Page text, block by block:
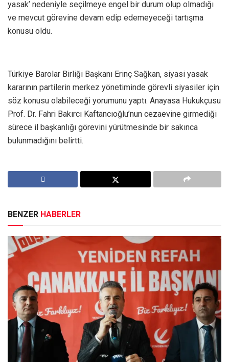
yasak’ nedeniyle seçilmeye engel bir durum olup olmadığı
ve mevcut görevine devam edip edemeyeceği tartışma
konusu oldu.
Türkiye Barolar Birliği Başkanı Erinç Sağkan, siyasi yasak
kararının partilerin merkez yönetiminde görevli siyasiler için
söz konusu olabileceği yorumunu yaptı. Anayasa Hukukçusu
Prof. Dr. Fahri Bakırcı Kaftancıoğlu’nun cezaevine girmediği
sürece il başkanlığı görevini yürütmesinde bir sakınca
bulunmadığını belirtti.
BENZER HABERLER